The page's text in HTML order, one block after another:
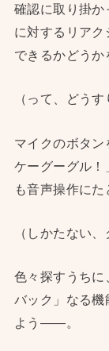
確認に取り掛
に対するリア
できるかどうか
（って、どう
マイクのボタ
ケーグーグル！
も音声操作にた
（しかたない
色々探すうちに
バック」なる機
よう——。